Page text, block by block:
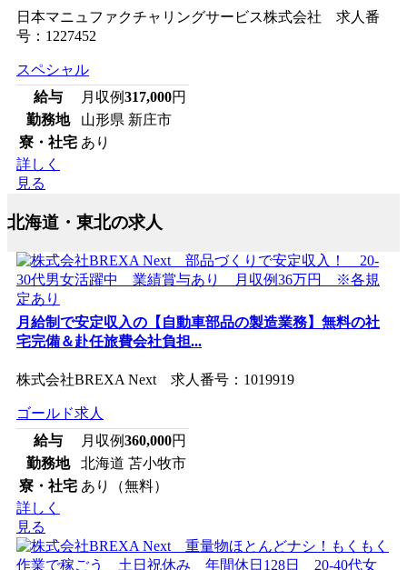
日本マニュファクチャリングサービス株式会社 求人番
号：1227452
スペシャル
給与
月収例317,000円
勤務地
山形県 新庄市
寮・社宅 あり
詳しく
見る
北海道・東北の求人
月給制で安定収入の【自動車部品の製造業務】無料の社
宅完備＆赴任旅費会社負担...
株式会社BREXA Next 求人番号：1019919
ゴールド求人
給与
月収例360,000円
勤務地
北海道 苫小牧市
寮・社宅 あり（無料）
詳しく
見る